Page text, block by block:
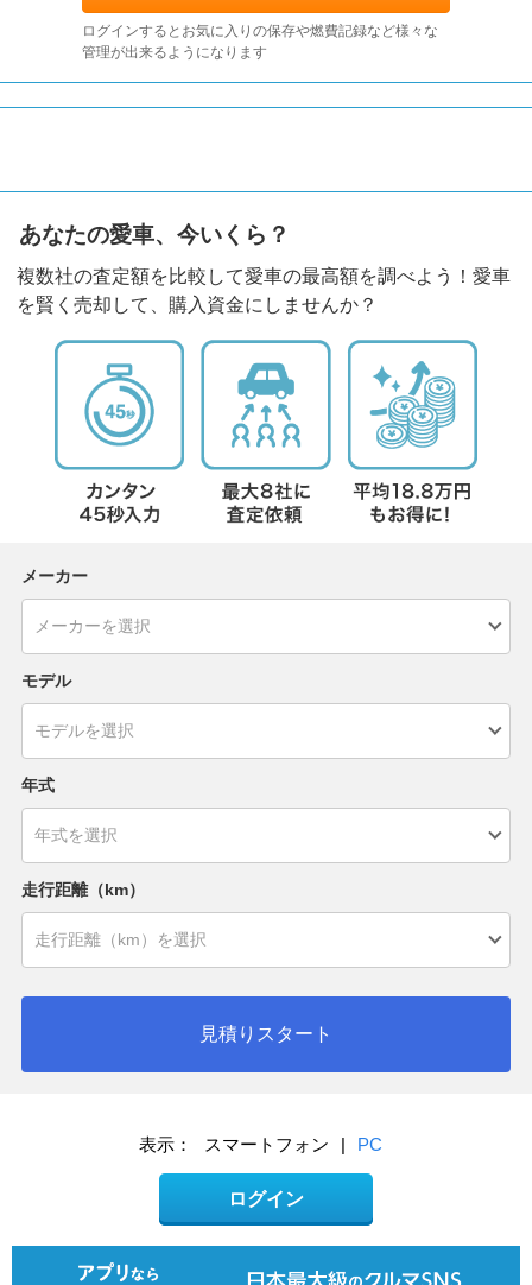
ログインするとお気に入りの保存や燃費記録など様々な
管理が出来るようになります
あなたの愛車、今いくら？
複数社の査定額を比較して愛車の最高額を調べよう！愛車
を賢く売却して、購入資金にしませんか？
メーカー
モデル
年式
走行距離（km）
見積りスタート
表示： スマートフォン | PC
ログイン